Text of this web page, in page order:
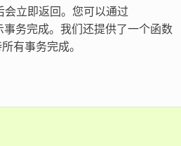
会立即返回。您可以通过
事务完成。我们还提供了一个函数
有事务完成。